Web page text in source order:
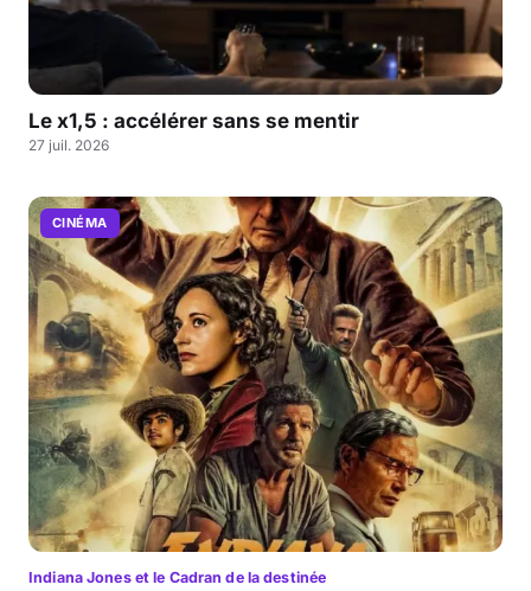
Le x1,5 : accélérer sans se mentir
27 juil. 2026
CINÉMA
Indiana Jones et le Cadran de la destinée